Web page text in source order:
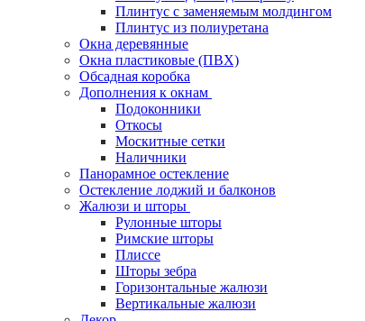
Плинтус с заменяемым молдингом
Плинтус из полиуретана
Окна деревянные
Окна пластиковые (ПВХ)
Обсадная коробка
Дополнения к окнам
Подоконники
Откосы
Москитные сетки
Наличники
Панорамное остекление
Остекление лоджий и балконов
Жалюзи и шторы
Рулонные шторы
Римские шторы
Плиссе
Шторы зебра
Горизонтальные жалюзи
Вертикальные жалюзи